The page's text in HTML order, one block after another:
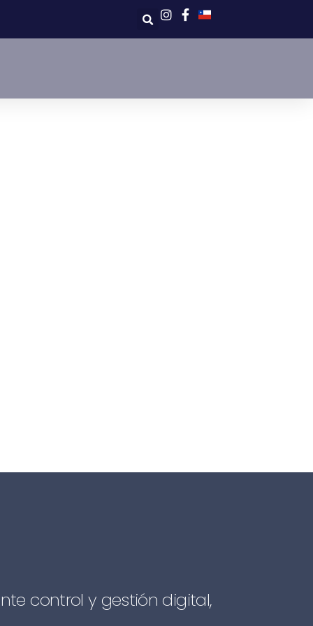
control y gestión digital,